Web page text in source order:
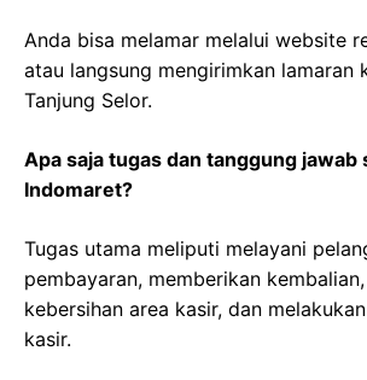
Anda bisa melamar melalui website
atau langsung mengirimkan lamaran
Tanjung Selor.
Apa saja tugas dan tanggung jawab
Indomaret?
Tugas utama meliputi melayani
pembayaran, memberikan
kebersihan area kasir, dan
kasir.